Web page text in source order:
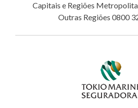
Capitais e Regiões
Outras Regiões 0800